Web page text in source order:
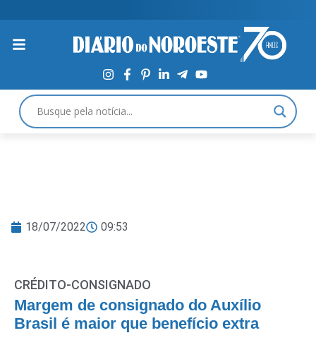
18/07/2022 09:53
CRÉDITO-CONSIGNADO
Margem de consignado do Auxílio
Brasil é maior que benefício extra